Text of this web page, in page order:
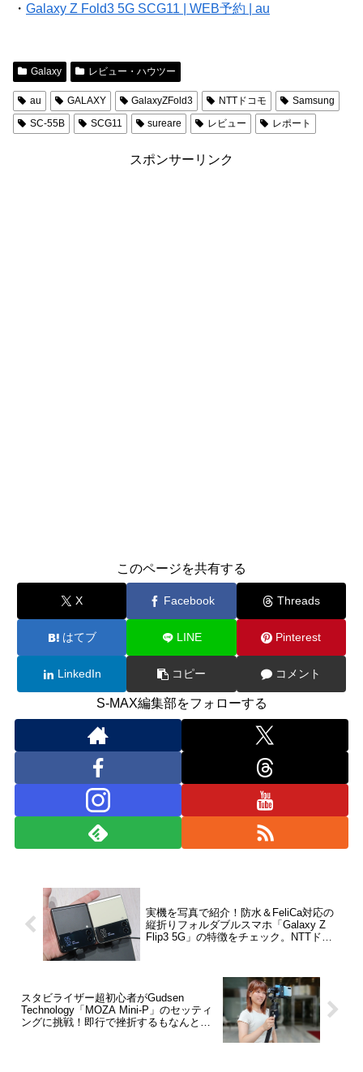
・ Galaxy Z Fold3 5G SCG11 | WEB予約 | au
Galaxy レビュー・ハウツー
au GALAXY GalaxyZFold3 NTTドコモ
Samsung
SC-55B
SCG11 sureare レビュー レポート
スポンサーリンク
このページを共有する
X Facebook Threads
はてブ LINE Pinterest
LinkedIn コピー コメント
S-MAX編集部をフォローする
実機を写真で紹介！防水＆FeliCa対応の
縦折りフォルダブルスマホ「Galaxy Z
Flip3 5G」の特徴をチェック。NTTドコ
スタビライザー超初心者がGudsen
Technology「MOZA Mini-P」のセッティ
ングに挑戦！即行で挫折するもなんとか